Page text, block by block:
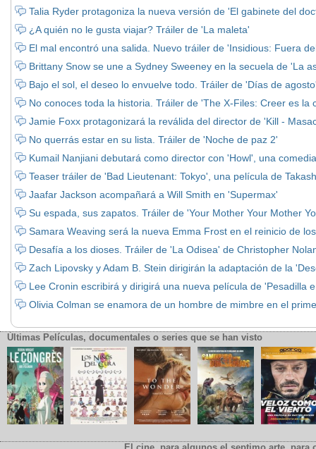
Talia Ryder protagoniza la nueva versión de 'El gabinete del
¿A quién no le gusta viajar? Tráiler de 'La maleta'
El mal encontró una salida. Nuevo tráiler de 'Insidious: Fuera
Brittany Snow se une a Sydney Sweeney en la secuela de 'La
Bajo el sol, el deseo lo envuelve todo. Tráiler de 'Días de
No conoces toda la historia. Tráiler de 'The X-Files: Creer es la
Jamie Foxx protagonizará la reválida del director de 'Kill -
No querrás estar en su lista. Tráiler de 'Noche de paz 2'
Kumail Nanjiani debutará como director con 'Howl', una
Teaser tráiler de 'Bad Lieutenant: Tokyo', una película de
Jaafar Jackson acompañará a Will Smith en 'Supermax'
Su espada, sus zapatos. Tráiler de 'Your Mother Your Mother
Samara Weaving será la nueva Emma Frost en el reinicio de
Desafía a los dioses. Tráiler de 'La Odisea' de Christopher
Zach Lipovsky y Adam B. Stein dirigirán la adaptación de la
Lee Cronin escribirá y dirigirá una nueva película de 'Pesadilla
Olivia Colman se enamora de un hombre de mimbre en el
Últimas Películas, documentales o series que se han visto